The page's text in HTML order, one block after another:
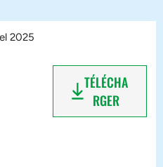
2025
TÉLÉCHA
RGER